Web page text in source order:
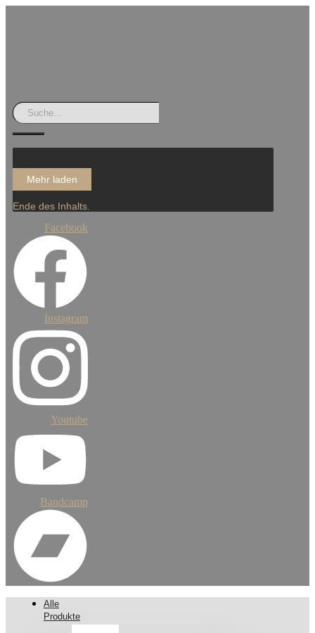
Mehr laden
Ende des Inhalts.
Facebook
Instagram
Youtube
Bandcamp
Alle
Produkte